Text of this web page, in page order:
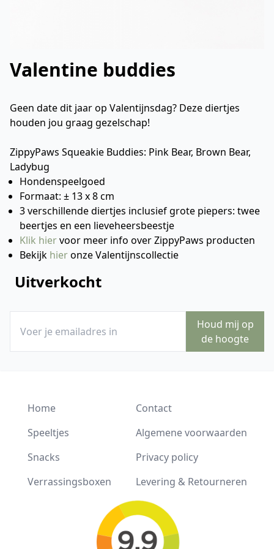
Valentine buddies
Geen date dit jaar op Valentijnsdag? Deze diertjes
houden jou graag gezelschap!
ZippyPaws Squeakie Buddies: Pink Bear, Brown Bear,
Ladybug
Hondenspeelgoed
Formaat: ± 13 x 8 cm
3 verschillende diertjes inclusief grote piepers: twee
beertjes en een lieveheersbeestje
Klik hiervoor meer info over ZippyPaws producten
Bekijk hieronze Valentijnscollectie
Uitverkocht
Houd mij op
de hoogte
Home
Speeltjes
Snacks
Verrassingsboxen
Contact
Algemene voorwaarden
Privacy policy
Levering & Retourneren